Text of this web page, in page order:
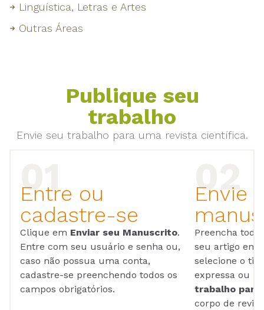
Linguística, Letras e Artes
Outras Áreas
Publique seu
trabalho
Envie seu trabalho para uma revista científica.
Entre ou
cadastre-se
Clique em Enviar seu Manuscrito.
Entre com seu usuário e senha ou,
caso não possua uma conta,
cadastre-se preenchendo todos os
campos obrigatórios.
Envie
Preencha
seu artigo em
selecione o
expressa ou
trabalho para
corpo de